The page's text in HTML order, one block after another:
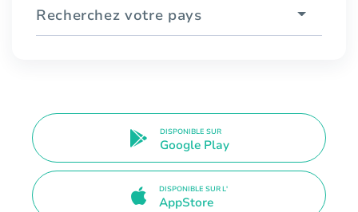
Recherchez votre pays
DISPONIBLE SUR
Google Play
DISPONIBLE SUR L'
AppStore